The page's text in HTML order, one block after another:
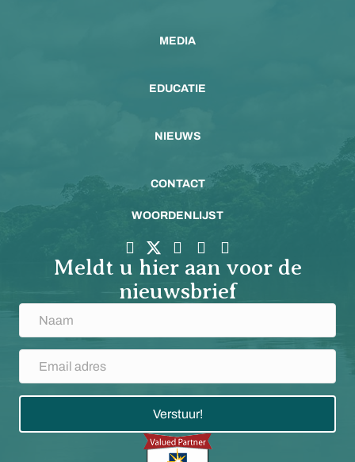
MEDIA
EDUCATIE
NIEUWS
CONTACT
WOORDENLIJST
Meldt u hier aan voor de
nieuwsbrief
Verstuur!